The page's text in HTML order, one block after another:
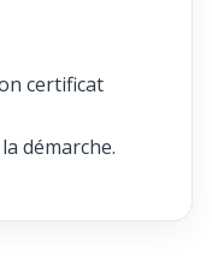
certificat
démarche.